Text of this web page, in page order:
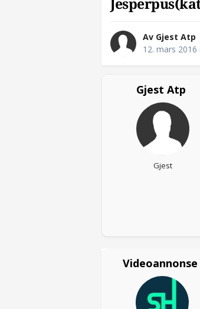
Av Gjest Atp
12. mars 2016 i
Gjest Atp
Gjest
Videoannonse